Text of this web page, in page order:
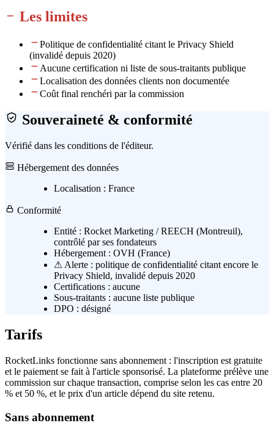
Les limites
Politique de confidentialité citant le Privacy Shield
(invalidé depuis 2020)
Aucune certification ni liste de sous-traitants publique
Localisation des données clients non documentée
Coût final renchéri par la commission
Souveraineté & conformité
Vérifié dans les conditions de l'éditeur.
Hébergement des données
Localisation : France
Conformité
Entité : Rocket Marketing / REECH (Montreuil),
contrôlé par ses fondateurs
Hébergement : OVH (France)
⚠ Alerte : politique de confidentialité citant encore le
Privacy Shield, invalidé depuis 2020
Certifications : aucune
Sous-traitants : aucune liste publique
DPO : désigné
Tarifs
RocketLinks fonctionne sans abonnement : l'inscription est gratuite
et le paiement se fait à l'article sponsorisé. La plateforme prélève une
commission sur chaque transaction, comprise selon les cas entre 20
% et 50 %, et le prix d'un article dépend du site retenu.
Sans abonnement